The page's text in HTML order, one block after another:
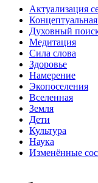
Актуализация
Концептуальная
Духовный
Медитация
Сила слова
Здоровье
Намерение
Экопоселения
Вселенная
Земля
Дети
Культура
Наука
Изменённые